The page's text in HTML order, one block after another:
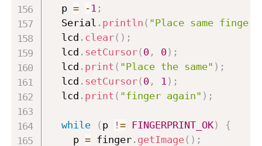
  p
= - 1 ;
  Serial
. println ( "Place same finger
  lcd
. clear( ) ;
  lcd
. setCursor( 0, 0) ;
  lcd
. print ( "Place the same" ) ;
  lcd
. setCursor( 0, 1 ) ;
  lcd
. print ( "finger again" ) ;
while ( p != FINGERPRINT_OK)
{
    p
= finger. getImage( ) ;